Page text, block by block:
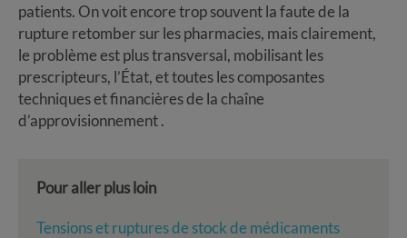
patients. On voit encore trop souvent la faute de la
rupture retomber sur les pharmacies, mais clairement,
le problème est plus transversal, mobilisant les
prescripteurs, l’État, et toutes les composantes
techniques et financières de la chaîne
d’approvisionnement .
Pour aller plus loin
Tensions et ruptures de stock de médicaments